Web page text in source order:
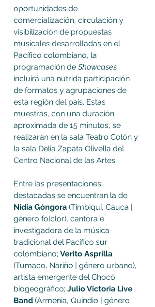
oportunidades de
comercialización, circulación y
visibilización de propuestas
musicales desarrolladas en el
Pacífico colombiano, la
programación de Showcases
incluirá una nutrida participación
de formatos y agrupaciones de
esta región del país. Estas
muestras, con una duración
aproximada de 15 minutos, se
realizarán en la sala Teatro Colón y
la sala Delia Zapata Olivella del
Centro Nacional de las Artes.
Entre las presentaciones
destacadas se encuentran la de
Nidia Góngora (Timbiquí, Cauca |
género folclor), cantora e
investigadora de la música
tradicional del Pacífico sur
colombiano; Verito Asprilla
(Tumaco, Nariño | género urbano),
artista emergente del Chocó
biogeográfico; Julio Victoria Live
Band (Armenia, Quindio | género